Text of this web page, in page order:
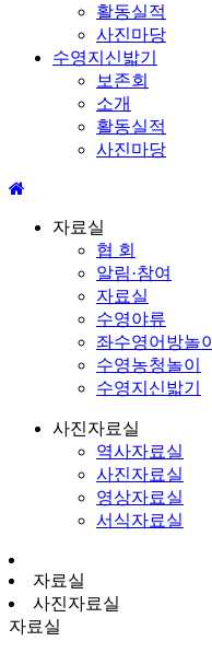
활동실적
사진마당
수영지신밟기
보존회
소개
활동실적
사진마당
자료실
협 회
알림·참여
자료실
수영야류
좌수영어방놀이
수영농청놀이
수영지신밟기
사진자료실
역사자료실
사진자료실
영상자료실
서식자료실
자료실
사진자료실
자료실